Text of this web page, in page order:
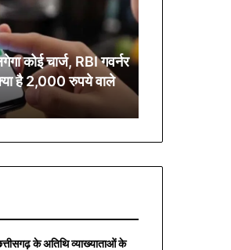
कोई चार्ज, RBI गवर्नर
है 2,000 रुपये वाले
के अतिथि व्याख्याताओं के